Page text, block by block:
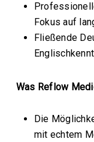
Fokus auf
Fließende
Was Reflow
Die
mit echtem